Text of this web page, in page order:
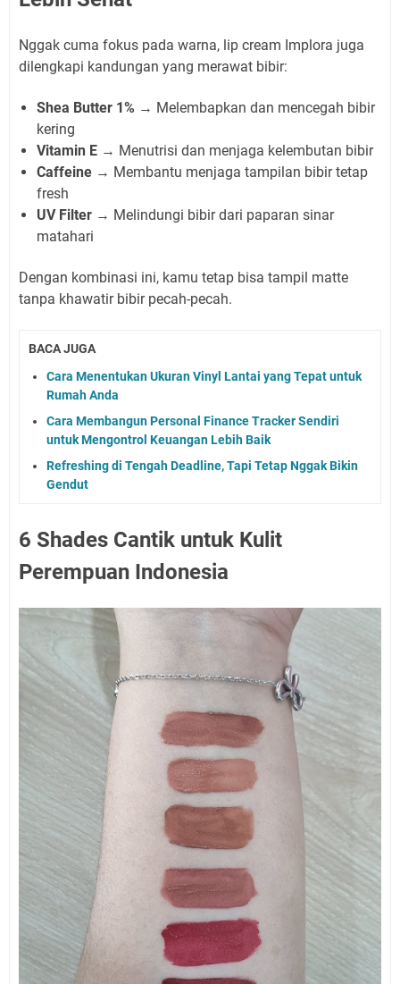
Nggak cuma fokus pada warna, lip cream Implora juga
dilengkapi kandungan yang merawat bibir:
Shea Butter 1% → Melembapkan dan mencegah bibir
kering
Vitamin E → Menutrisi dan menjaga kelembutan bibir
Caffeine → Membantu menjaga tampilan bibir tetap
fresh
UV Filter → Melindungi bibir dari paparan sinar
matahari
Dengan kombinasi ini, kamu tetap bisa tampil matte
tanpa khawatir bibir pecah-pecah.
BACA JUGA
Cara Menentukan Ukuran Vinyl Lantai yang Tepat untuk
Rumah Anda
Cara Membangun Personal Finance Tracker Sendiri
untuk Mengontrol Keuangan Lebih Baik
Refreshing di Tengah Deadline, Tapi Tetap Nggak Bikin
Gendut
6 Shades Cantik untuk Kulit
Perempuan Indonesia